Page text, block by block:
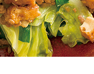
3日分ごはん
つくりおき
がんばら
乾物屋さん